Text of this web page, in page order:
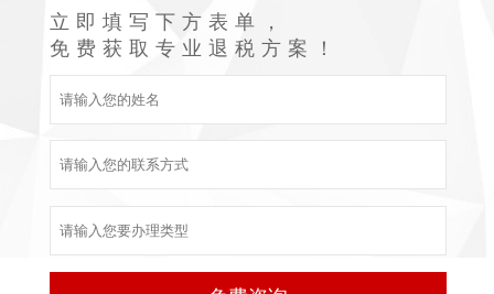
立即填写下方表单，
免费获取专业退税方案！